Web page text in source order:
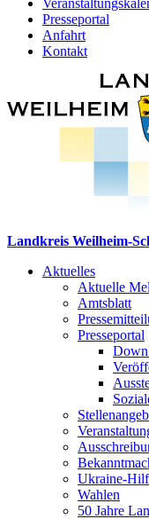
Presseportal
Anfahrt
Kontakt
Landkreis Weilheim-
Aktuelles
Aktuelle
Amtsblatt
Presseportal
Ukraine-
Wahlen
50 Jahre